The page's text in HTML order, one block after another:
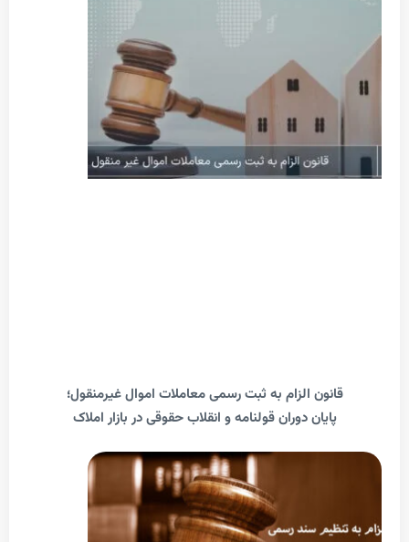
الزام به ثبت رسمی معاملات اموال غیرمنقول؛
پایان دوران قولنامه و انقلاب حقوقی در بازار املاک